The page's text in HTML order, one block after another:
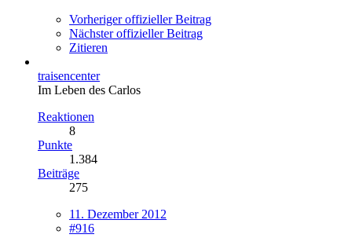
Vorheriger offizieller Beitrag
Nächster offizieller Beitrag
Zitieren
traisencenter
Im Leben des Carlos
Reaktionen
8
Punkte
1.384
Beiträge
275
11. Dezember 2012
#916